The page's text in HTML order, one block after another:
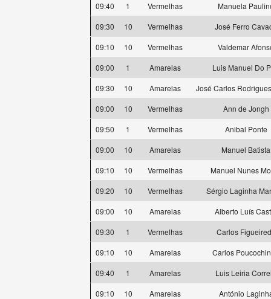
09:40
1 Vermelhas
Manuela
09:30
10 Vermelhas
José Ferro
09:10
10 Vermelhas
Valdemar
09:00
1 Amarelas
Luis Manuel Do
09:30
10 Amarelas
José Carlos
09:00
10 Vermelhas
Ann de Jongh
09:50
1 Vermelhas
Anibal Ponte
09:00
10 Amarelas
Manuel Batista
09:10
10 Vermelhas
Manuel Nunes
09:20
10 Vermelhas
Sérgio Laginha
09:00
10 Amarelas
Alberto Luís
09:30
1 Vermelhas
Carlos
09:10
10 Amarelas
Carlos
09:40
1 Amarelas
Luis Leiria
09:10
10 Amarelas
António